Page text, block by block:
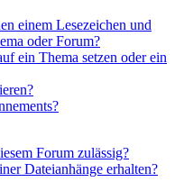
einem Lesezeichen und
oder Forum?
ein Thema setzen oder ein
Forum zulässig?
Dateianhänge erhalten?